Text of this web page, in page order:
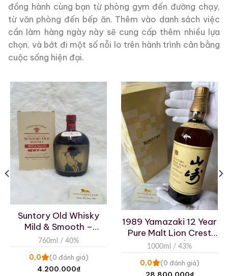
đồng hành cùng bạn từ phòng gym đến đường chạy,
từ văn phòng đến bếp ăn. Thêm vào danh sách việc
cần làm hàng ngày này sẽ cung cấp thêm nhiều lựa
chọn, và bớt đi một số nỗi lo trên hành trình cân bằng
cuộc sống hiện đại.
Suntory Old Whisky
Mild & Smooth –
Geisha Edition
760ml / 40%
0,0 (0 đánh giá)
4.200.000₫
1989 Yamazaki 12 Year
Pure Malt Lion Crest
Circa 1000ml (Carton
1000ml / 43%
0,0 (0 đánh giá)